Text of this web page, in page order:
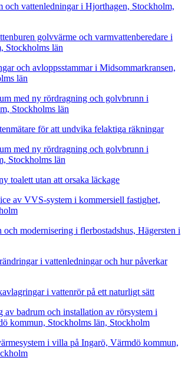
och vattenledningar i Hjorthagen, Stockholm,
golvvärme och varmvattenberedare i
Stockholms län
och avloppsstammar i Midsommarkransen,
län
med ny rördragning och golvbrunn i
Stockholms län
för att undvika felaktiga räkningar
med ny rördragning och golvbrunn i
Stockholms län
toalett utan att orsaka läckage
av VVS-system i kommersiell fastighet,
modernisering i flerbostadshus, Hägersten i
i vattenledningar och hur påverkar
i vattenrör på ett naturligt sätt
av badrum och installation av rörsystem i
kommun, Stockholms län, Stockholm
i villa på Ingarö, Värmdö kommun,